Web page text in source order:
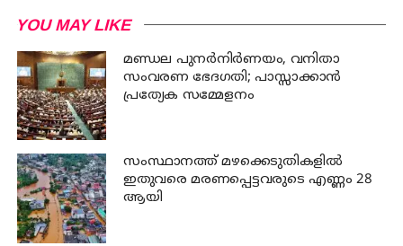
YOU MAY LIKE
മണ്ഡല പുനർനിർണയം, വനിതാ
സംവരണ ഭേദഗതി; പാസ്സാക്കാൻ
പ്രത്യേക സമ്മേളനം
സംസ്ഥാനത്ത് മഴക്കെടുതികളില്‍
ഇതുവരെ മരണപ്പെട്ടവരുടെ എണ്ണം 28
ആയി